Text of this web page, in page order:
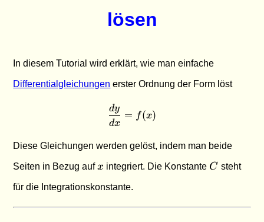
lösen
In diesem Tutorial wird erklärt, wie man einfache
Differentialgleichungen erster Ordnung der Form löst
\frac{dy}{dx} = f(x)
dx
dy = f(x)
Diese Gleichungen werden gelöst, indem man beide
Seiten in Bezug aufx
x integriert. Die Konstante C
C steht
für die Integrationskonstante.